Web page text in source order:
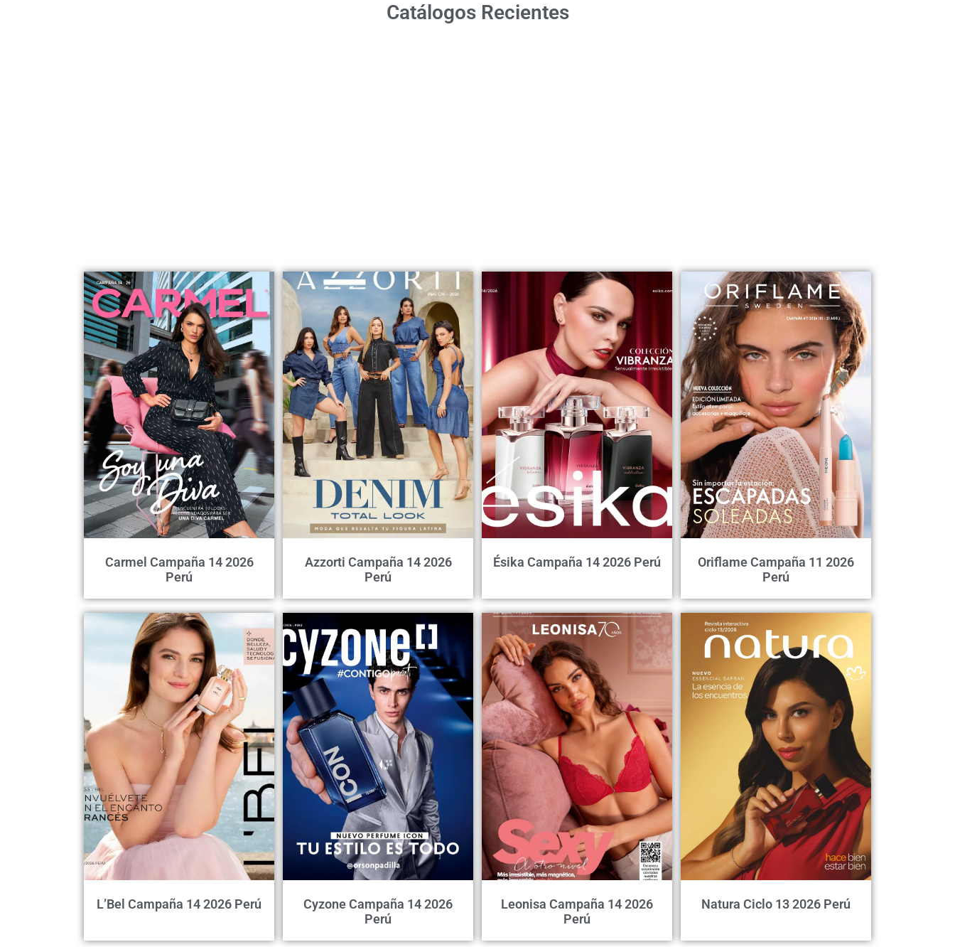
Catálogos Recientes
Carmel Campaña 14 2026
Perú
Azzorti Campaña 14 2026
Perú
Ésika Campaña 14 2026 Perú
Oriflame Campaña 11 2026
Perú
L’Bel Campaña 14 2026 Perú
Cyzone Campaña 14 2026
Perú
Leonisa Campaña 14 2026
Perú
Natura Ciclo 13 2026 Perú